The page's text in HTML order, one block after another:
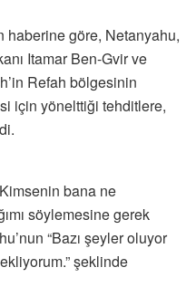
haberine göre, Netanyahu,
Itamar Ben-Gvir ve
Refah bölgesinin
için yönelttiği tehditlere,
bana ne
söylemesine gerek
“Bazı şeyler oluyor
şeklinde